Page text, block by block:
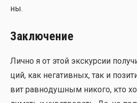
ны.
Заключение
Лич­но я от этой экс­кур­сии
ций, как нега­тив­ных, так и
вит рав­но­душ­ным нико­го, кто